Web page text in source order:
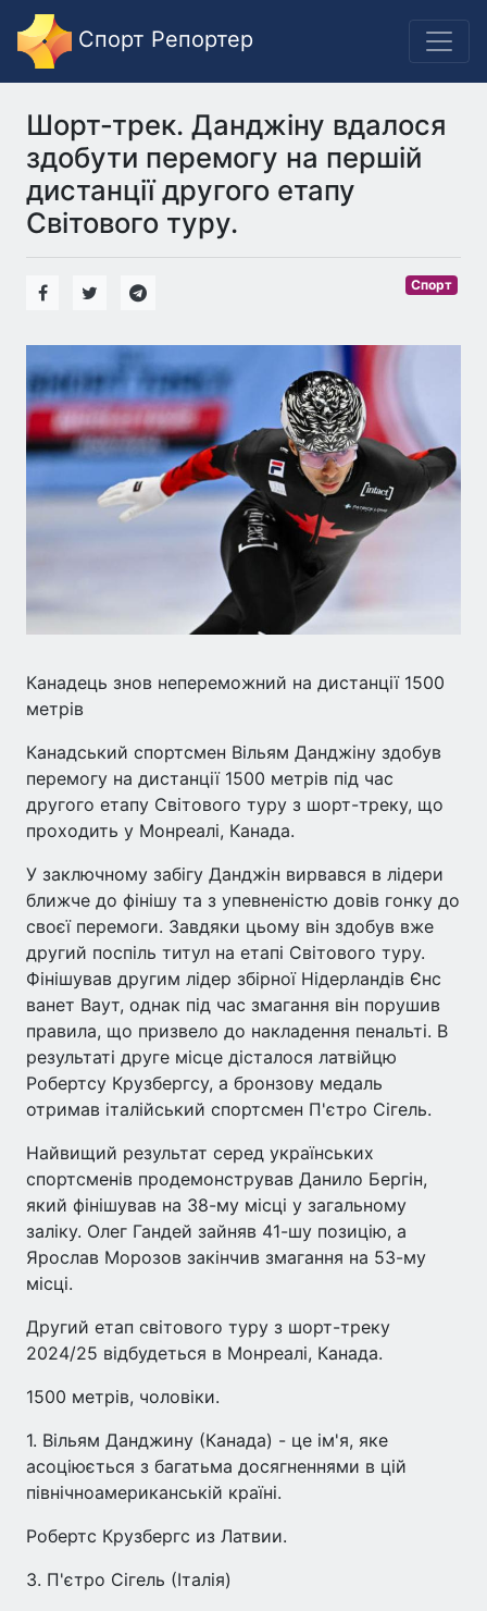
Спорт Репортер
Шорт-трек. Данджіну вдалося
здобути перемогу на першій
дистанції другого етапу
Світового туру.
Спорт
Канадець знов непереможний на дистанції 1500
метрів
Канадський спортсмен Вільям Данджіну здобув
перемогу на дистанції 1500 метрів під час
другого етапу Світового туру з шорт-треку, що
проходить у Монреалі, Канада.
У заключному забігу Данджін вирвався в лідери
ближче до фінішу та з упевненістю довів гонку до
своєї перемоги. Завдяки цьому він здобув вже
другий поспіль титул на етапі Світового туру.
Фінішував другим лідер збірної Нідерландів Єнс
ванет Ваут, однак під час змагання він порушив
правила, що призвело до накладення пенальті. В
результаті друге місце дісталося латвійцю
Робертсу Крузбергсу, а бронзову медаль
отримав італійський спортсмен П'єтро Сігель.
Найвищий результат серед українських
спортсменів продемонстрував Данило Бергін,
який фінішував на 38-му місці у загальному
заліку. Олег Гандей зайняв 41-шу позицію, а
Ярослав Морозов закінчив змагання на 53-му
місці.
Другий етап світового туру з шорт-треку
2024/25 відбудеться в Монреалі, Канада.
1500 метрів, чоловіки.
1. Вільям Данджину (Канада) - це ім'я, яке
асоціюється з багатьма досягненнями в цій
північноамериканській країні.
Робертс Крузбергс из Латвии.
3. П'єтро Сігель (Італія)